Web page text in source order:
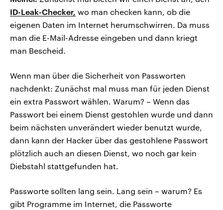
ID-Leak-Checker, wo man checken kann, ob die
eigenen Daten im Internet herumschwirren. Da muss
man die E-Mail-Adresse eingeben und dann kriegt
man Bescheid.
Wenn man über die Sicherheit von Passworten
nachdenkt: Zunächst mal muss man für jeden Dienst
ein extra Passwort wählen. Warum? – Wenn das
Passwort bei einem Dienst gestohlen wurde und dann
beim nächsten unverändert wieder benutzt wurde,
dann kann der Hacker über das gestohlene Passwort
plötzlich auch an diesen Dienst, wo noch gar kein
Diebstahl stattgefunden hat.
Passworte sollten lang sein. Lang sein – warum? Es
gibt Programme im Internet, die Passworte